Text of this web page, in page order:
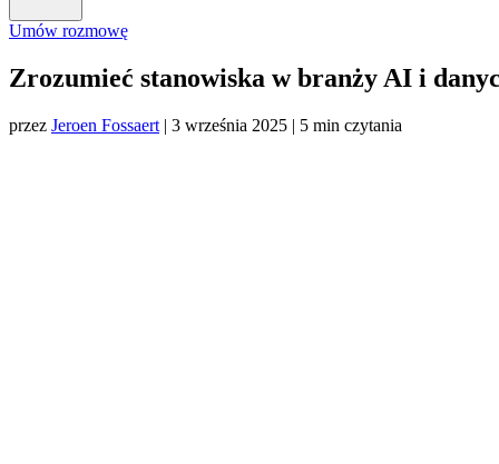
Umów rozmowę
Zrozumieć stanowiska w branży AI i
przez Jeroen Fossaert | 3 września 2025 | 5 min czytania